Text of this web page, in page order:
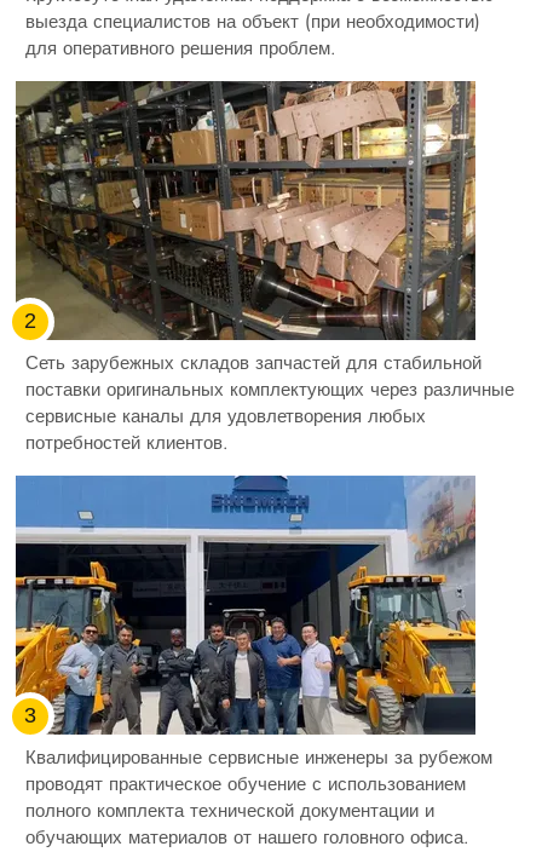
выезда специалистов на объект (при необходимости)
для оперативного решения проблем.
2
Сеть зарубежных складов запчастей для стабильной
поставки оригинальных комплектующих через различные
сервисные каналы для удовлетворения любых
потребностей клиентов.
3
Квалифицированные сервисные инженеры за рубежом
проводят практическое обучение с использованием
полного комплекта технической документации и
обучающих материалов от нашего головного офиса.